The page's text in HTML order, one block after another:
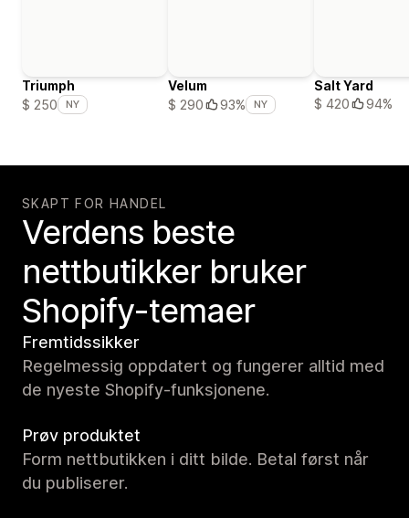
Triumph
$ 250
NY
Velum
$ 290
93% NY
Salt Yard
$ 420
94%
SKAPT FOR HANDEL
Verdens beste
nettbutikker bruker
Shopify-temaer
Fremtidssikker
Regelmessig oppdatert og fungerer alltid med
de nyeste Shopify-funksjonene.
Prøv produktet
Form nettbutikken i ditt bilde. Betal først når
du publiserer.